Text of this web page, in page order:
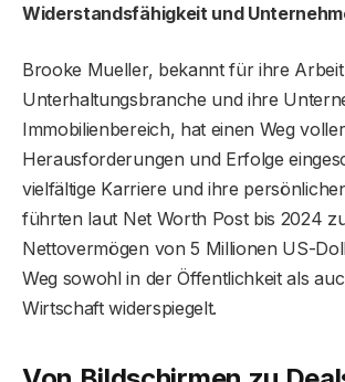
Widerstandsfähigkeit und
Brooke Mueller, bekannt für ihre
Unterhaltungsbranche und ihre
Immobilienbereich, hat einen Weg voller
Herausforderungen und Erfolge
vielfältige Karriere und ihre
führten laut Net Worth Post bis 2024
Nettovermögen von 5 Millionen US-
Weg sowohl in der Öffentlichkeit als
Wirtschaft widerspiegelt.